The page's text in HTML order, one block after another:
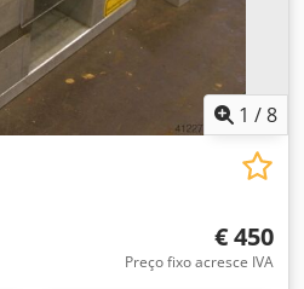
1 /8
€ 450
Preço fixo acresce IVA